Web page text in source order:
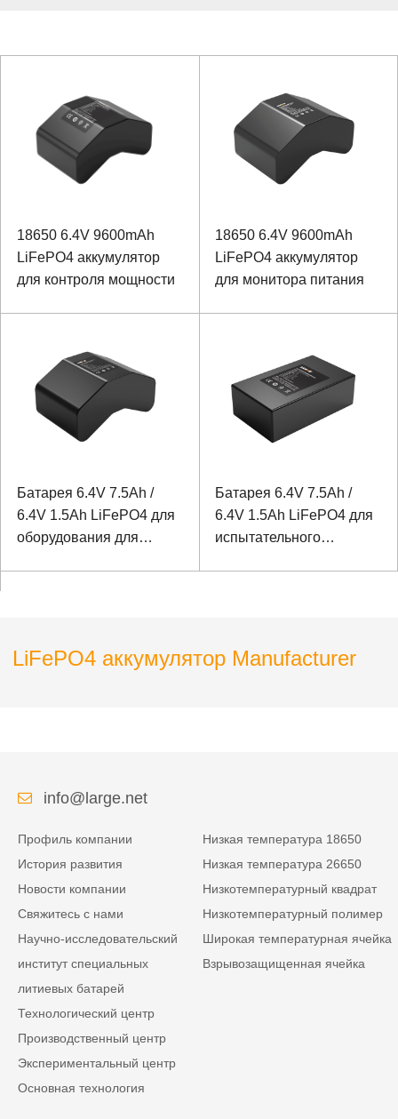
18650 6.4V 9600mAh
LiFePO4 аккумулятор
для контроля мощности
18650 6.4V 9600mAh
LiFePO4 аккумулятор
для монитора питания
Батарея 6.4V 7.5Ah /
6.4V 1.5Ah LiFePO4 для
оборудования для
Батарея 6.4V 7.5Ah /
6.4V 1.5Ah LiFePO4 для
испытательного
LiFePO4 аккумулятор Manufacturer
info@large.net
Профиль компании
История развития
Новости компании
Свяжитесь с нами
Научно-исследовательский
институт специальных
литиевых батарей
Технологический центр
Производственный центр
Экспериментальный центр
Основная технология
Низкая температура 18650
Низкая температура 26650
Низкотемпературный квадрат
Низкотемпературный полимер
Широкая температурная ячейка
Взрывозащищенная ячейка